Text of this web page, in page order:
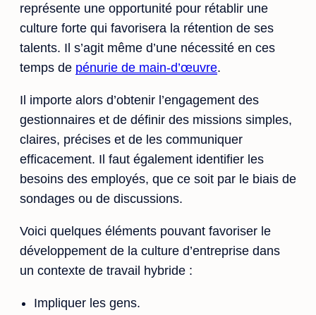
représente une opportunité pour rétablir une
culture forte qui favorisera la rétention de ses
talents. Il s’agit même d’une nécessité en ces
temps de pénurie de main-d’œuvre.
Il importe alors d’obtenir l’engagement des
gestionnaires et de définir des missions simples,
claires, précises et de les communiquer
efficacement. Il faut également identifier les
besoins des employés, que ce soit par le biais de
sondages ou de discussions.
Voici quelques éléments pouvant favoriser le
développement de la culture d’entreprise dans
un contexte de travail hybride :
Impliquer les gens.